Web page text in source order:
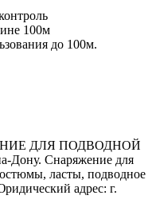
100м
до 100м.
ДЛЯ ПОДВОДНОЙ
Снаряжение для
ласты, подводное
адрес: г.